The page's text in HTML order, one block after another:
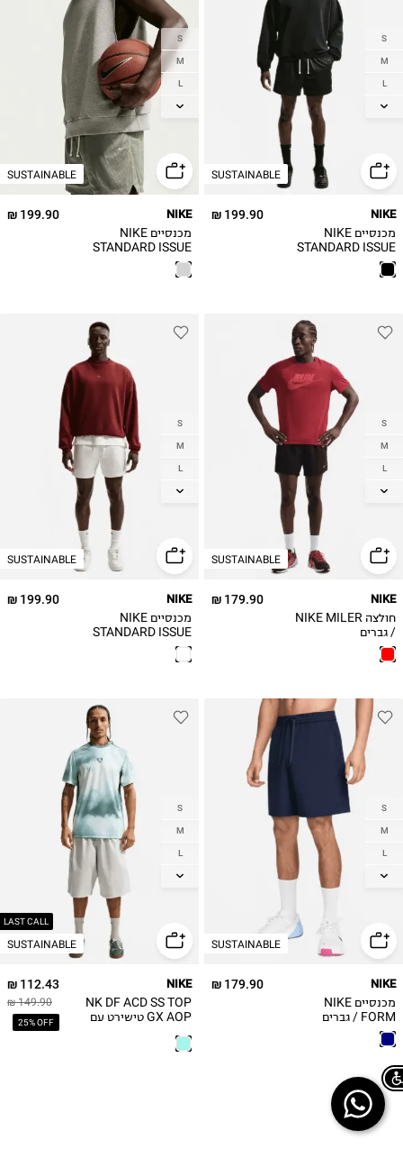
SUSTAINABLE
S
M
L
XL
199.90 ₪ NIKE
מכנסיים NIKE
STANDARD ISSUE
/ גברים
SUSTAINABLE
S
M
L
XL
199.90 ₪ NIKE
מכנסיים NIKE
STANDARD ISSUE
/ גברים
SUSTAINABLE
S
M
L
XL
179.90 ₪ NIKE
חולצה NIKE MILER
/ גברים
SUSTAINABLE
S
M
L
XL
199.90 ₪ NIKE
מכנסיים NIKE
STANDARD ISSUE
/ גברים
SUSTAINABLE
S
M
L
XL
179.90 ₪ NIKE
מכנסיים NIKE
FORM / גברים
LAST CALL
SUSTAINABLE
S
M
L
XL
112.43 ₪
149.90 ₪
25% OFF
NIKE
NK DF ACD SS TOP
GX AOP טישירט עם
Chat on WhatsApp